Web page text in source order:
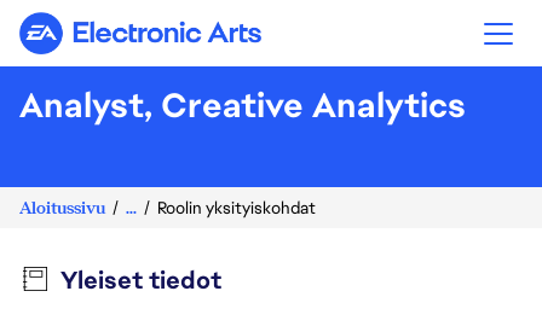
Electronic Arts
Analyst, Creative Analytics
Aloitussivu ... Roolin yksityiskohdat
Yleiset tiedot